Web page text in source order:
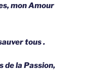
mon Amour
tous .
de la Passion,